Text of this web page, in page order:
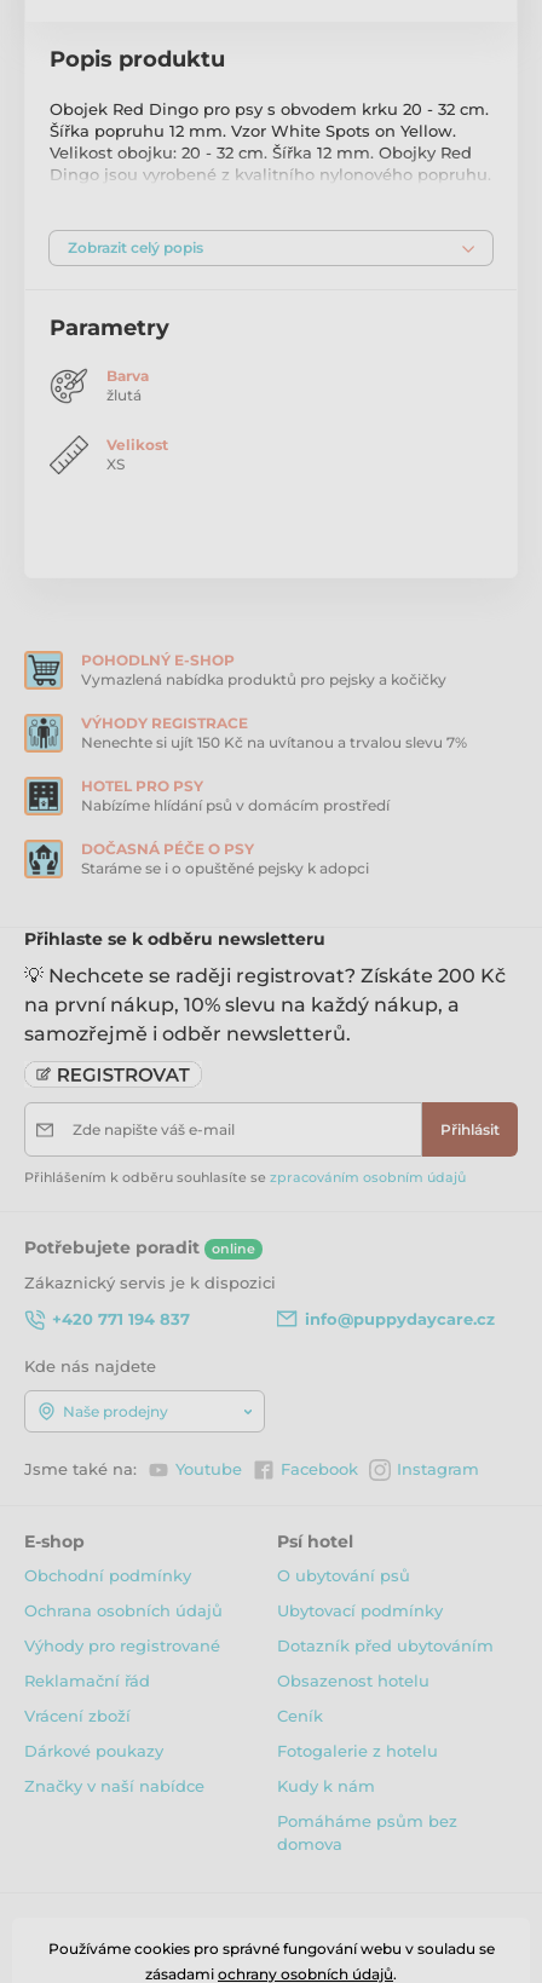
Popis produktu
Obojek Red Dingo pro psy s obvodem krku 20 - 32 cm.
Šířka popruhu 12 mm. Vzor White Spots on Yellow.
Velikost obojku: 20 - 32 cm. Šířka 12 mm. Obojky Red
Dingo jsou vyrobené z kvalitního nylonového popruhu.
technikou, která zaručuje vysokou odolnost a
trvanlivost. Použitá příze zajišťuje skutečnou stálost
nejpevnější na trhu a je vyrobená pouze z toho
velice dobře otevírat. Kroužek je vyrobený z nerezové
oceli a nemůže tak obarvit srst psa. Zakončení
maximálního komfortu pro psa.
Zobrazit celý popis
Parametry
Barva
žlutá
Velikost
XS
POHODLNÝ E-SHOP
Vymazlená nabídka produktů pro pejsky a kočičky
VÝHODY REGISTRACE
Nenechte si ujít 150 Kč na uvítanou a trvalou slevu 7%
HOTEL PRO PSY
Nabízíme hlídání psů v domácím prostředí
DOČASNÁ PÉČE O PSY
Staráme se i o opuštěné pejsky k adopci
Přihlaste se k odběru newsletteru
💡 Nechcete se raději registrovat? Získáte 200 Kč
na první nákup, 10% slevu na každý nákup, a
samozřejmě i odběr newsletterů.
Zde napište váš e-mail Přihlásit
Přihlášením k odběru souhlasíte se zpracováním osobním údajů
Potřebujete poradit online
Zákaznický servis je k dispozici
+420 771 194 837
info@puppydaycare.cz
Kde nás najdete
Naše prodejny
Jsme také na: Youtube Facebook Instagram
E-shop
Obchodní podmínky
Ochrana osobních údajů
Výhody pro registrované
Reklamační řád
Vrácení zboží
Dárkové poukazy
Značky v naší nabídce
Psí hotel
O ubytování psů
Ubytovací podmínky
Dotazník před ubytováním
Obsazenost hotelu
Ceník
Fotogalerie z hotelu
Kudy k nám
Pomáháme psům bez
domova
Používáme cookies pro správné fungování webu v souladu se
zásadami ochrany osobních údajů.